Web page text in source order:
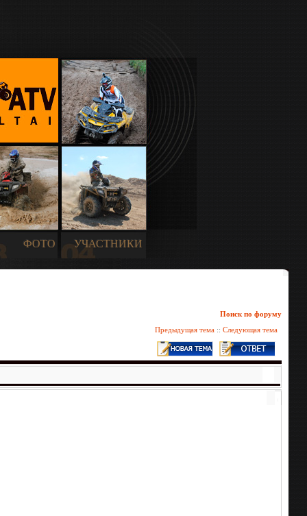
ФОТО УЧАСТНИКИ
Поиск по форуму
Предыдущая тема :: Следующая тема